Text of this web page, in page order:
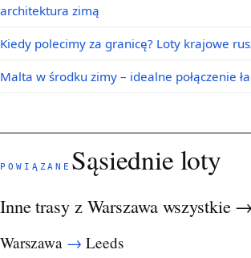
architektura zimą
Kiedy polecimy za granicę? Loty krajowe
Malta w środku zimy – idealne połączenie
POWIĄZANE Sąsiednie loty
Inne trasy z Warszawa wszystkie →
Warszawa → Leeds